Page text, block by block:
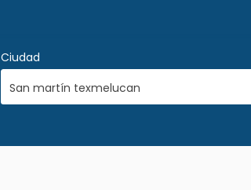
Ciudad
San martín texmelucan